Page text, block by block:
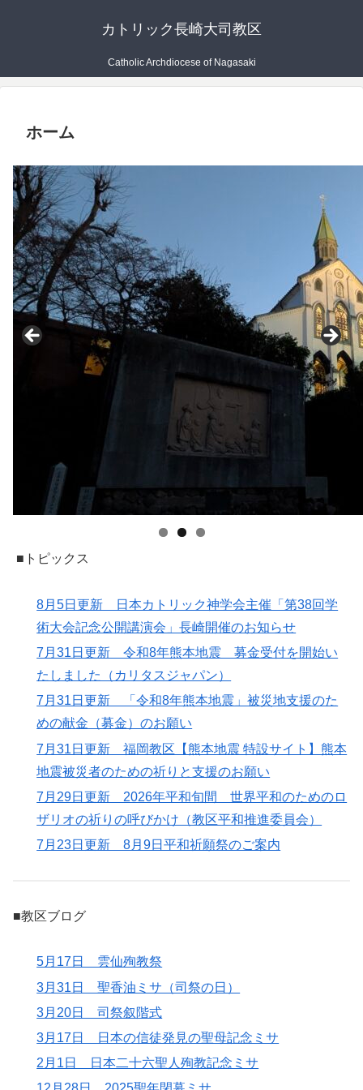
カトリック長崎大司教区
Catholic Archdiocese of Nagasaki
ホーム
■トピックス
8月5日更新 日本カトリック神学会主催「第38回学
術大会記念公開講演会」長崎開催のお知らせ
7月31日更新 令和8年熊本地震 募金受付を開始い
たしました（カリタスジャパン）
7月31日更新 「令和8年熊本地震」被災地支援のた
めの献金（募金）のお願い
7月31日更新 福岡教区【熊本地震 特設サイト】熊本
地震被災者のための祈りと支援のお願い
7月29日更新 2026年平和旬間 世界平和のためのロ
ザリオの祈りの呼びかけ（教区平和推進委員会）
7月23日更新 8月9日平和祈願祭のご案内
■教区ブログ
5月17日 雲仙殉教祭
3月31日 聖香油ミサ（司祭の日）
3月20日 司祭叙階式
3月17日 日本の信徒発見の聖母記念ミサ
2月1日 日本二十六聖人殉教記念ミサ